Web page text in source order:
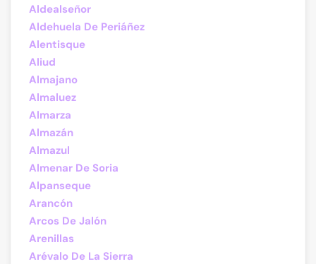
Aldealseñor
Aldehuela De Periáñez
Alentisque
Aliud
Almajano
Almaluez
Almarza
Almazán
Almazul
Almenar De Soria
Alpanseque
Arancón
Arcos De Jalón
Arenillas
Arévalo De La Sierra